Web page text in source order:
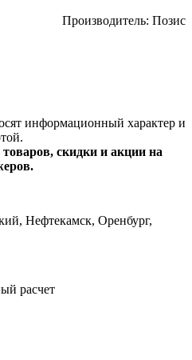
Производитель: Позис
информационный характер и
скидки и акции на
Нефтекамск, Оренбург,
расчет